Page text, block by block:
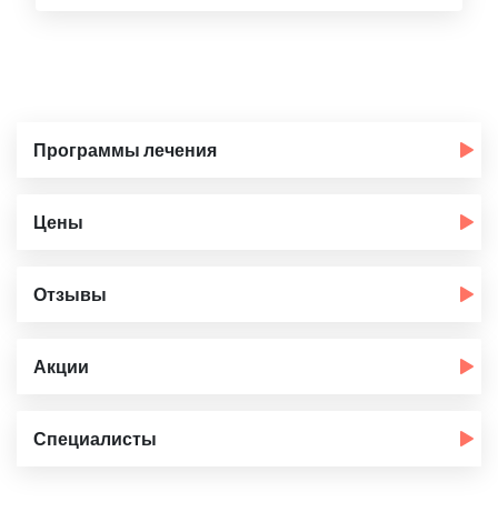
Программы лечения
Цены
Отзывы
Акции
Специалисты